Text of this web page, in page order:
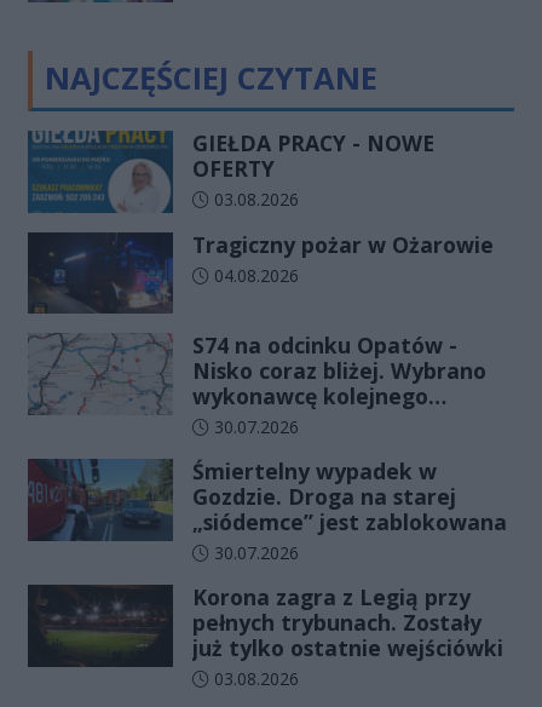
NAJCZĘŚCIEJ CZYTANE
GIEŁDA PRACY - NOWE
OFERTY
Data dodania artykułu:
03.08.2026
Tragiczny pożar w Ożarowie
Data dodania artykułu:
04.08.2026
S74 na odcinku Opatów -
Nisko coraz bliżej. Wybrano
wykonawcę kolejnego
odcinka
Data dodania artykułu:
30.07.2026
Śmiertelny wypadek w
Gozdzie. Droga na starej
„siódemce” jest zablokowana
Data dodania artykułu:
30.07.2026
Korona zagra z Legią przy
pełnych trybunach. Zostały
już tylko ostatnie wejściówki
Data dodania artykułu:
03.08.2026